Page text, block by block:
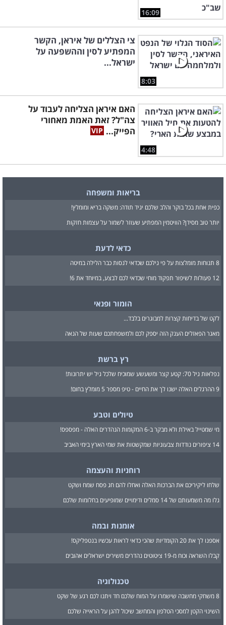
16:09
8:03
צי הצללים של איראן, הקשר
המפתיע לסין וההשפעה על
ישראל...
4:48
האם איראן הצליחה לעבוד על
צה"ל? זאת האמת מאחורי
הפייק...
בריאות ומשפחה
כפית אחת בכל בוקר והלב שלכם יגיד תודה: משקה בריא ומומלץ!
יותר טוב מסידן? הוויטמין המפתיע שעוזר לשמור על עצמות חזקות
כדאי לדעת
8 תנוחות מומלצות על פי גילכם שכדאי לנסות כבר הלילה במיטה
12 פעולות לשיפור תפקוד מוחי שכדאי לכם לבצע, במיוחד את 6!
הומור ופנאי
לקט של בדיחות קצרות למבוגרים בלבד...
מאגר הפאזלים הענק הזה יספק לכם ולמשפחתכם שעות של הנאה
רץ ברשת
נפלאות גיל 70: קטע קצר ומשעשע שמוכיח שלכל גיל יש יתרונות!
9 ההרגלים האלה ישנו לך את החיים - טיפ מספר 5 מומלץ בחום!
טיולים וטבע
מי שמטייל באילת ולא מבקר ב-6 המקומות הנהדרים האלה - מפספס!
14 ציפורים נודדות צבעוניות שמקשטות את שמי הארץ בימי האביב
רוחניות והעצמה
שלחו ליקיריכם את הברכות האלה ואחלו להם חג פסח שמח ושקט
גלו מה משמעותם של 14 סמלים ודימויים שמופיעים בחלומות שלכם
אומנות ובמה
אספנו לך את 20 הקומדיות שהכי כדאי לראות עכשיו בנטפליקס!
קבלו השראה וכוח מ-19 ציטוטים נהדרים משירים ישראלים אהובים
טכנולוגיה
8 משחקי מחשבה שישמרו על המוח שלכם חד ויתנו לכם רגע של שקט
השינוי הקטן למסכי הטלפון והמחשב שיכול להגן על הראייה שלכם